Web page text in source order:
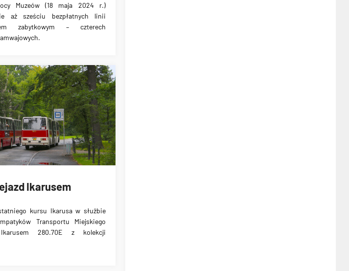
Muzeów (18 maja 2024 r.)
aż sześciu bezpłatnych linii
zabytkowym – czterech
Ikarusem
kursu Ikarusa w służbie
Transportu Miejskiego
280.70E z kolekcji